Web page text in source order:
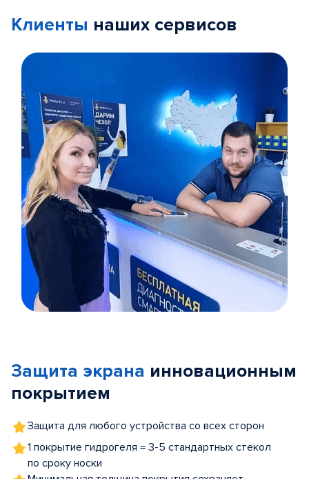
Клиенты наших сервисов
5
Защита экрана инновационным
покрытием
Защита для любого устройства со всех сторон
1 покрытие гидрогеля = 3-5 стандартных стекол
по сроку носки